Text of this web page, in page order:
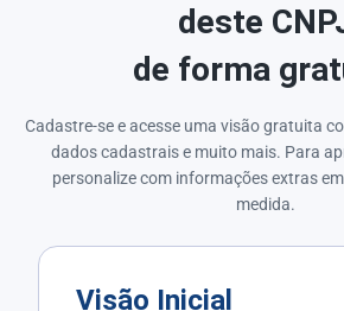
deste
de forma
Cadastre-se e acesse uma visão gratuita
dados cadastrais e muito mais. Para
personalize com informações extras
medida.
Visão Inicial